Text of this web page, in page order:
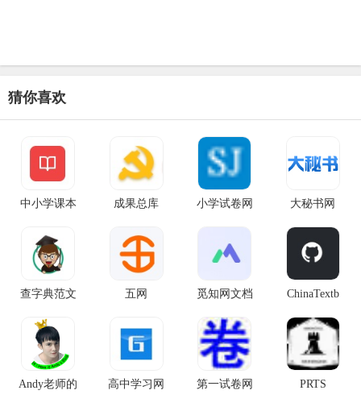
猜你喜欢
中小学课本 成果总库 小学试卷网 大秘书网
查字典范文 五网 觅知网文档 ChinaTextb
Andy老师的 高中学习网 第一试卷网 PRTS